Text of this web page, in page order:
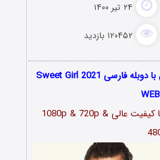
۲۴ تیر ۱۴۰۰
۱۲۰۴۵۲ بازدید
دانلود فیلم سینمایی دختر شیرین با دوبله فارسی Sweet Girl 2021
با کیفیت عالی 1080p & 720p &